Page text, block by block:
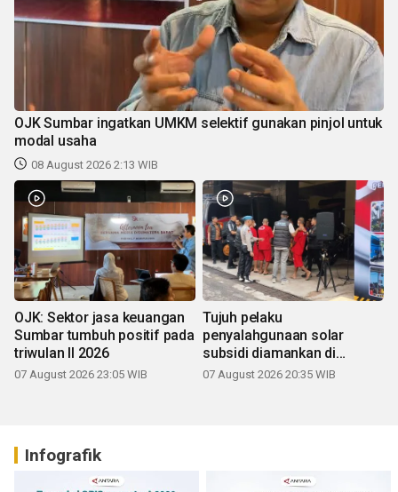
OJK Sumbar ingatkan UMKM selektif gunakan pinjol untuk
modal usaha
08 August 2026 2:13 WIB
OJK: Sektor jasa keuangan
Sumbar tumbuh positif pada
triwulan II 2026
07 August 2026 23:05 WIB
Tujuh pelaku
penyalahgunaan solar
subsidi diamankan di
Sumbar
07 August 2026 20:35 WIB
Infografik